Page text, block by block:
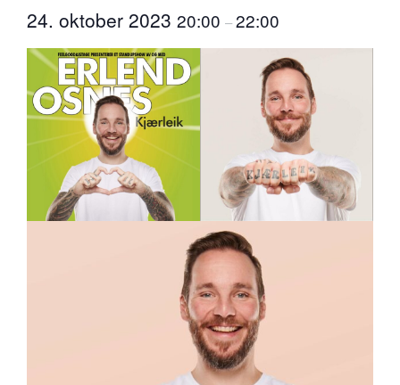
24. oktober 2023 20:00 –22:00